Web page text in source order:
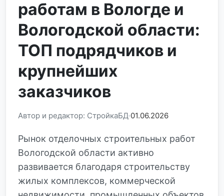
работам в Вологде и
Вологодской области:
ТОП подрядчиков и
крупнейших
заказчиков
Автор и редактор: СтройкаБД 01.06.2026
Рынок отделочных строительных работ
Вологодской области активно
развивается благодаря строительству
жилых комплексов, коммерческой